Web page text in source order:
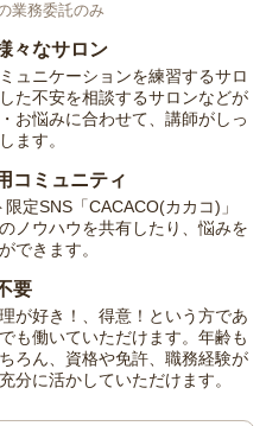
業務委託のみ
々なサロン
ュニケーションを練習するサロ
た不安を相談するサロンなどが
お悩みに合わせて、講師がしっ
ます。
コミュニティ
定SNS「CACACO(カカコ)」
ノウハウを共有したり、悩みを
できます。
要
が好き！、得意！という方であ
も働いていただけます。年齢も
ろん、資格や免許、職務経験が
分に活かしていただけます。